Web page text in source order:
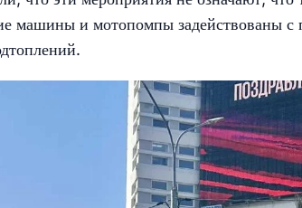
машины и мотопомпы задействованы с